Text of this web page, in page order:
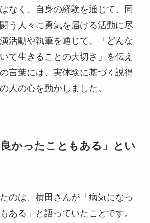
なく、自身の経験を通じて、同
う人々に勇気を届ける活動に尽
活動や執筆を通じて、「どんな
て生きることの大切さ」を伝え
言葉には、実体験に基づく説得
人の心を動かしました。
かったこともある」とい
のは、横田さんが「病気になっ
ある」と語っていたことです。